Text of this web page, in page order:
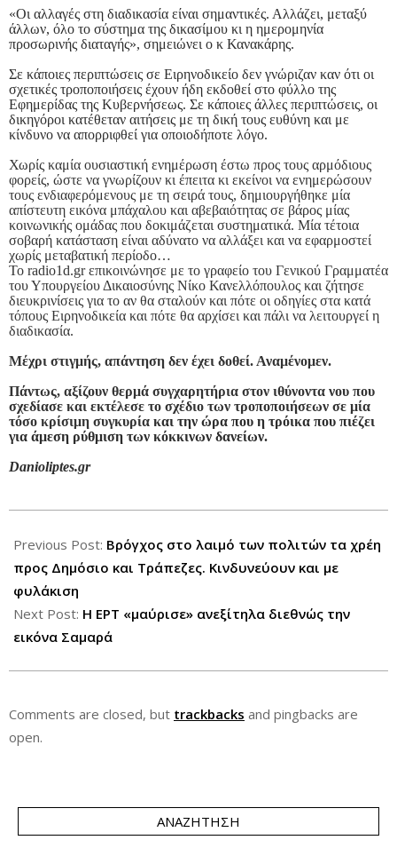
«Οι αλλαγές στη διαδικασία είναι σημαντικές. Αλλάζει, μεταξύ
άλλων, όλο το σύστημα της δικασίμου κι η ημερομηνία
προσωρινής διαταγής», σημειώνει ο κ Κανακάρης.
Σε κάποιες περιπτώσεις σε Ειρηνοδικείο δεν γνώριζαν καν ότι οι
σχετικές τροποποιήσεις έχουν ήδη εκδοθεί στο φύλλο της
Εφημερίδας της Κυβερνήσεως. Σε κάποιες άλλες περιπτώσεις, οι
δικηγόροι κατέθεταν αιτήσεις με τη δική τους ευθύνη και με
κίνδυνο να απορριφθεί για οποιοδήποτε λόγο.
Χωρίς καμία ουσιαστική ενημέρωση έστω προς τους αρμόδιους
φορείς, ώστε να γνωρίζουν κι έπειτα κι εκείνοι να ενημερώσουν
τους ενδιαφερόμενους με τη σειρά τους, δημιουργήθηκε μία
απίστευτη εικόνα μπάχαλου και αβεβαιότητας σε βάρος μίας
κοινωνικής ομάδας που δοκιμάζεται συστηματικά. Μία τέτοια
σοβαρή κατάσταση είναι αδύνατο να αλλάξει και να εφαρμοστεί
χωρίς μεταβατική περίοδο…
Το radio1d.grεπικοινώνησε με το γραφείο του Γενικού Γραμματέα
του Υπουργείου Δικαιοσύνης Νίκο Κανελλόπουλος και ζήτησε
διευκρινίσεις για το αν θα σταλούν και πότε οι οδηγίες στα κατά
τόπους Ειρηνοδικεία και πότε θα αρχίσει και πάλι να λειτουργεί η
διαδικασία.
Μέχρι στιγμής, απάντηση δεν έχει δοθεί. Αναμένομεν.
Πάντως, αξίζουν θερμά συγχαρητήρια στον ιθύνοντα νου που
σχεδίασε και εκτέλεσε το σχέδιο των τροποποιήσεων σε μία
τόσο κρίσιμη συγκυρία και την ώρα που η τρόικα που πιέζει
για άμεση ρύθμιση των κόκκινων δανείων.
Danioliptes.gr
06-
18
Previous Post: Βρόγχος στο λαιμό των πολιτών τα χρέη
προς Δημόσιο και Τράπεζες. Κινδυνεύουν και με
φυλάκιση
Next Post: Η ΕΡΤ «μαύρισε» ανεξίτηλα διεθνώς την
εικόνα Σαμαρά
Comments are closed, but trackbacks and pingbacks are
open.
ΑΝΑΖΉΤΗΣΗ